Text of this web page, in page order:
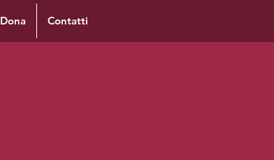
Dona Contatti